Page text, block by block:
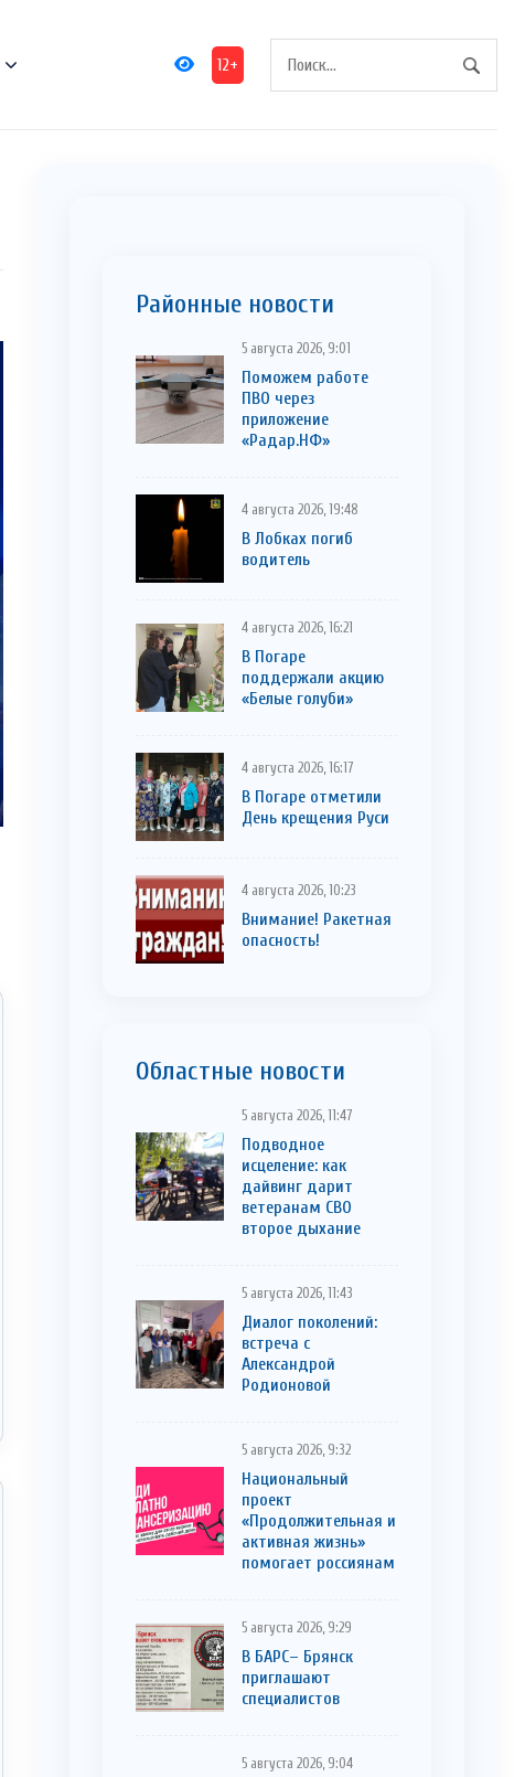
12+
Районные новости
5 августа 2026, 9:01
Поможем работе
ПВО через
приложение
«Радар.НФ»
4 августа 2026, 19:48
В Лобках погиб
водитель
4 августа 2026, 16:21
В Погаре
поддержали акцию
«Белые голуби»
4 августа 2026, 16:17
В Погаре отметили
День крещения Руси
4 августа 2026, 10:23
Внимание! Ракетная
опасность!
Областные новости
5 августа 2026, 11:47
Подводное
исцеление: как
дайвинг дарит
ветеранам СВО
второе дыхание
5 августа 2026, 11:43
Диалог поколений:
встреча с
Александрой
Родионовой
5 августа 2026, 9:32
Национальный
проект
«Продолжительная и
активная жизнь»
помогает россиянам
5 августа 2026, 9:29
В БАРС– Брянcк
приглaшают
cпециaлистoв
5 августа 2026, 9:04